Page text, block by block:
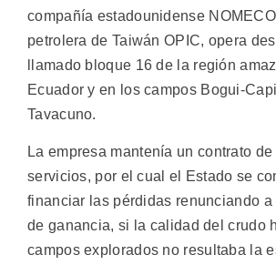
compañía estadounidense NOMECO
petrolera de Taiwán OPIC, opera
llamado bloque 16 de la región
Ecuador y en los campos Bogui-
Tavacuno.
La empresa mantenía un contrato
servicios, por el cual el Estado se
financiar las pérdidas renunciando
de ganancia, si la calidad del crudo
campos explorados no resultaba la